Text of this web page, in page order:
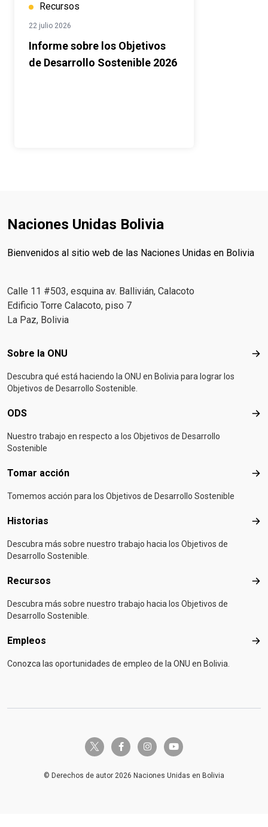
Recursos
22 julio 2026
Informe sobre los Objetivos
de Desarrollo Sostenible 2026
Naciones Unidas Bolivia
Bienvenidos al sitio web de las Naciones Unidas en Bolivia
Calle 11 #503, esquina av. Ballivián, Calacoto
Edificio Torre Calacoto, piso 7
La Paz, Bolivia
Footer menu
Sobre la ONU
Descubra qué está haciendo la ONU en Bolivia para lograr los
Objetivos de Desarrollo Sostenible.
ODS
Nuestro trabajo en respecto a los Objetivos de Desarrollo
Sostenible
Tomar acción
Tomemos acción para los Objetivos de Desarrollo Sostenible
Historias
Descubra más sobre nuestro trabajo hacia los Objetivos de
Desarrollo Sostenible.
Recursos
Descubra más sobre nuestro trabajo hacia los Objetivos de
Desarrollo Sostenible.
Empleos
Conozca las oportunidades de empleo de la ONU en Bolivia.
twitter-x facebook-finstagramyoutube
© Derechos de autor 2026 Naciones Unidas en Bolivia